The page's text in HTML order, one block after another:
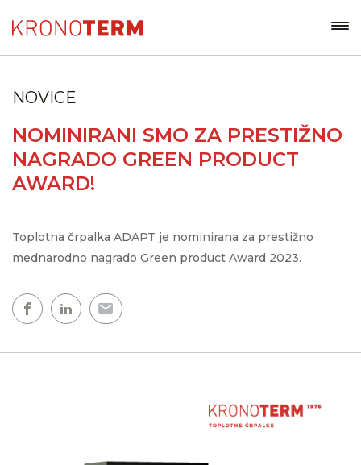
NOVICE
NOMINIRANI SMO ZA PRESTIŽNO
NAGRADO GREEN PRODUCT
AWARD!
Toplotna črpalka ADAPT je nominirana za prestižno
mednarodno nagrado Green product Award 2023.